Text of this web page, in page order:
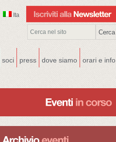
Ita
soci press dove siamo orari e info